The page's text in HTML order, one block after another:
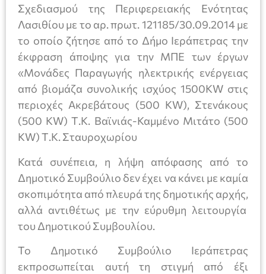
Σχεδιασμού της Περιφερειακής Ενότητας
Λασιθίου με το αρ. πρωτ. 121185/30.09.2014 με
το οποίο ζήτησε από το Δήμο Ιεράπετρας την
έκφραση άποψης για την ΜΠΕ των έργων
«Μονάδες Παραγωγής ηλεκτρικής ενέργειας
από βιομάζα συνολικής ισχύος 1500KW στις
περιοχές Ακρεβάτους (500 KW), Στενάκους
(500 KW) Τ.Κ. Βαϊνιάς-Καμμένο Μιτάτο (500
KW) Τ.Κ. Σταυροχωρίου
Κατά συνέπεια, η λήψη απόφασης από το
Δημοτικό Συμβούλιο δεν έχει να κάνει με καμία
σκοπιμότητα από πλευρά της δημοτικής αρχής,
αλλά αντιθέτως με την εύρυθμη λειτουργία
του Δημοτικού Συμβουλίου.
Το Δημοτικό Συμβούλιο Ιεράπετρας
εκπροσωπείται αυτή τη στιγμή από έξι